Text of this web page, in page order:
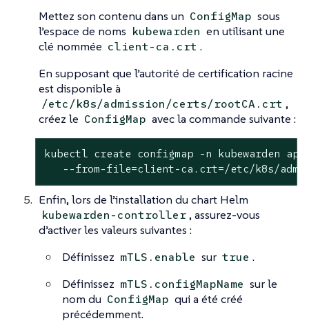
Mettez son contenu dans un ConfigMap sous
l’espace de noms kubewarden en utilisant une
clé nommée client-ca.crt .
En supposant que l’autorité de certification racine
est disponible à
/etc/k8s/admission/certs/rootCA.crt ,
créez le ConfigMap avec la commande suivante :
kubectl create configmap -n kubewarden
--from-file=client-ca.crt=/etc/k8s/
Enfin, lors de l’installation du chart Helm
kubewarden-controller, assurez-vous
d’activer les valeurs suivantes :
Définissez mTLS.enable sur true .
Définissez mTLS.configMapName sur le
nom du ConfigMap qui a été créé
précédemment.